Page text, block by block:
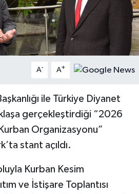
A- A+
ile Türkiye Diyanet
gerçekleştirdiği “2026
Organizasyonu”
stant açıldı.
Kurban Kesim
ve İstişare Toplantısı
Hayatı
TV